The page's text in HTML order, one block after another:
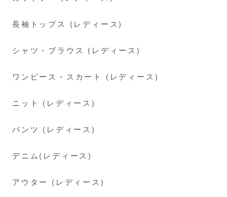
長袖トップス (レディース)
シャツ・ブラウス (レディース)
ワンピース・スカート (レディース)
ニット (レディース)
パンツ (レディース)
デニム(レディース)
アウター (レディース)